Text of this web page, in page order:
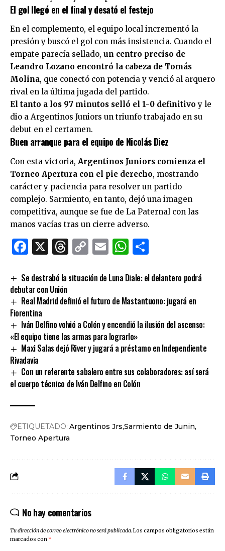
El gol llegó en el final y desató el festejo
En el complemento, el equipo local incrementó la
presión y buscó el gol con más insistencia. Cuando el
empate parecía sellado, un centro preciso de
Leandro Lozano encontró la cabeza de Tomás
Molina, que conectó con potencia y venció al arquero
rival en la última jugada del partido.
El tanto a los 97 minutos selló el 1-0 definitivo y le
dio a Argentinos Juniors un triunfo trabajado en su
debut en el certamen.
Buen arranque para el equipo de Nicolás Diez
Con esta victoria, Argentinos Juniors comienza el
Torneo Apertura con el pie derecho, mostrando
carácter y paciencia para resolver un partido
complejo. Sarmiento, en tanto, dejó una imagen
competitiva, aunque se fue de La Paternal con las
manos vacías tras un cierre adverso.
Facebook
X Threads
CopyEmailWhatsApp
Se destrabó la situación de Luna Diale: el delantero podrá
debutar con Unión
Real Madrid definió el futuro de Mastantuono: jugará en
Fiorentina
Iván Delfino volvió a Colón y encendió la ilusión del ascenso:
«El equipo tiene las armas para lograrlo»
Maxi Salas dejó River y jugará a préstamo en Independiente
Rivadavia
Con un referente sabalero entre sus colaboradores: así será
el cuerpo técnico de Iván Delfino en Colón
ETIQUETADO: Argentinos Jrs Sarmiento de Junin
Torneo Apertura
No hay comentarios
Tu dirección de correo electrónico no será publicada.Los campos obligatorios están
marcados con *